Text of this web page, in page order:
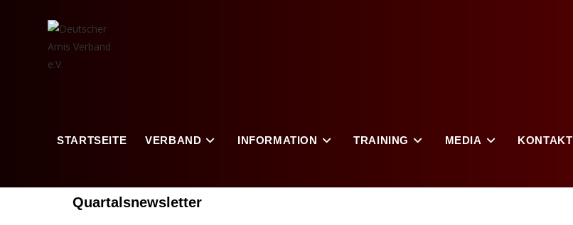
STARTSEITE VERBAND INFORMATION TRAINING MEDIA KONTAKT
Quartalsnewsletter